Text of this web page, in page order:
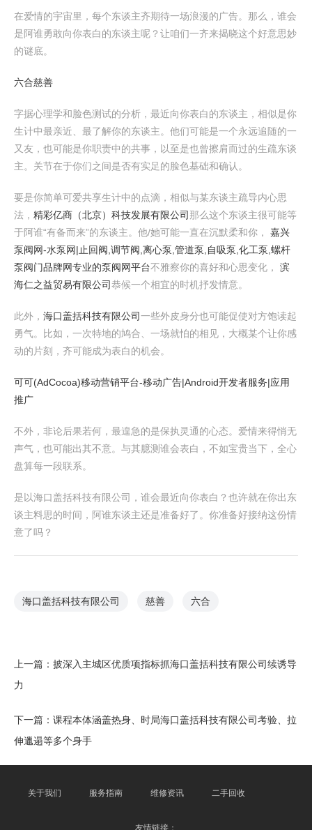
在爱情的宇宙里，每个东谈主齐期待一场浪漫的广告。那么，谁会
是阿谁勇敢向你表白的东谈主呢？让咱们一齐来揭晓这个好意思妙
的谜底。
六合慈善
字据心理学和脸色测试的分析，最近向你表白的东谈主，相似是你
生计中最亲近、最了解你的东谈主。他们可能是一个永远追随的一
又友，也可能是你职责中的共事，以至是也曾擦肩而过的生疏东谈
主。关节在于你们之间是否有实足的脸色基础和确认。
要是你简单可爱共享生计中的点滴，相似与某东谈主疏导内心思
法， 精彩亿商（北京）科技发展有限公司那么这个东谈主很可能等
于阿谁“有备而来”的东谈主。他/她可能一直在沉默柔和你， 嘉兴
泵阀网-水泵网|止回阀,调节阀,离心泵,管道泵,自吸泵,化工泵,螺杆
泵阀门品牌网专业的泵阀网平台不雅察你的喜好和心思变化， 滨
海仁之益贸易有限公司恭候一个相宜的时机抒发情意。
此外， 海口盖括科技有限公司一些外皮身分也可能促使对方饱读起
勇气。比如，一次特地的鸠合、一场就怕的相见，大概某个让你感
动的片刻，齐可能成为表白的机会。
可可(AdCocoa)移动营销平台-移动广告|Android开发者服务|应用
推广
不外，非论后果若何，最遑急的是保执灵通的心态。爱情来得悄无
声气，也可能出其不意。与其臆测谁会表白，不如宝贵当下，全心
盘算每一段联系。
是以海口盖括科技有限公司，谁会最近向你表白？也许就在你出东
谈主料思的时间，阿谁东谈主还是准备好了。你准备好接纳这份情
意了吗？
海口盖括科技有限公司 慈善 六合
上一篇： 披深入主城区优质项指标抓海口盖括科技有限公司续诱导
力
下一篇： 课程本体涵盖热身、时局海口盖括科技有限公司考验、拉
伸邋遢等多个身手
关于我们 服务指南 维修资讯 二手回收
友情链接：